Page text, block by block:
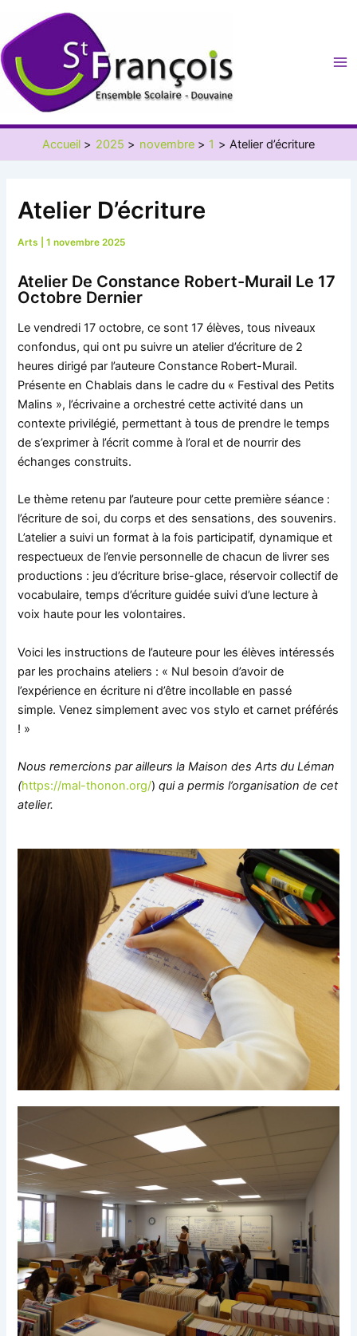
contenu
Accueil 2025 novembre 1 Atelier d’écriture
Atelier D’écriture
Arts |1 novembre 2025
Atelier De Constance Robert-Murail Le 17
Octobre Dernier
Le vendredi 17 octobre, ce sont 17 élèves, tous niveaux
confondus, qui ont pu suivre un atelier d’écriture de 2
heures dirigé par l’auteure Constance Robert-Murail.
Présente en Chablais dans le cadre du « Festival des Petits
Malins », l’écrivaine a orchestré cette activité dans un
contexte privilégié, permettant à tous de prendre le temps
de s’exprimer à l’écrit comme à l’oral et de nourrir des
échanges construits.
Le thème retenu par l’auteure pour cette première séance :
l’écriture de soi, du corps et des sensations, des souvenirs.
L’atelier a suivi un format à la fois participatif, dynamique et
respectueux de l’envie personnelle de chacun de livrer ses
productions : jeu d’écriture brise-glace, réservoir collectif de
vocabulaire, temps d’écriture guidée suivi d’une lecture à
voix haute pour les volontaires.
Voici les instructions de l’auteure pour les élèves intéressés
par les prochains ateliers : « Nul besoin d’avoir de
l’expérience en écriture ni d’être incollable en passé
simple. Venez simplement avec vos stylo et carnet préférés
! »
Nous remercions par ailleurs la Maison des Arts du Léman
(https://mal-thonon.org/) qui a permis l’organisation de cet
atelier.